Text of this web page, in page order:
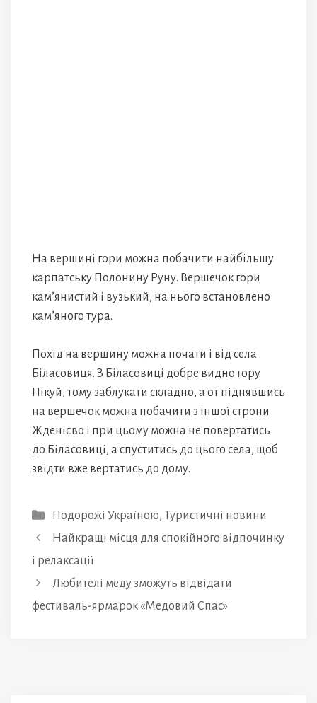
На вершині гори можна побачити найбільшу
карпатську Полонину Руну. Вершечок гори
кам’янистий і вузький, на нього встановлено
кам’яного тура.
Похід на вершину можна почати і від села
Біласовиця. З Біласовиці добре видно гору
Пікуй, тому заблукати складно, а от піднявшись
на вершечок можна побачити з іншої строни
Жденієво і при цьому можна не повертатись
до Біласовиці, а спуститись до цього села, щоб
звідти вже вертатись до дому.
Категорії
Подорожі Україною, Туристичні новини
Найкращі місця для спокійного відпочинку
і релаксації
Любителі меду зможуть відвідати
фестиваль-ярмарок «Медовий Спас»